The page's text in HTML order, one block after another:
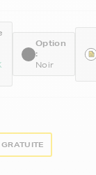
Option
:
Noir